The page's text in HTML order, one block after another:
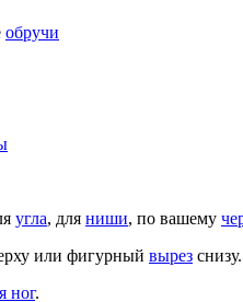
обручи
угла, для ниши, по вашему
или фигурный вырез снизу.
ног.